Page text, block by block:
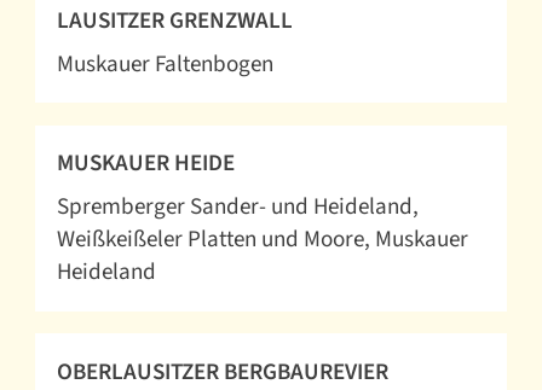
LAUSITZER GRENZWALL
Muskauer Faltenbogen
MUSKAUER HEIDE
Spremberger Sander- und Heideland
Weißkeißeler Platten und Moore Muskauer
Heideland
OBERLAUSITZER BERGBAUREVIER